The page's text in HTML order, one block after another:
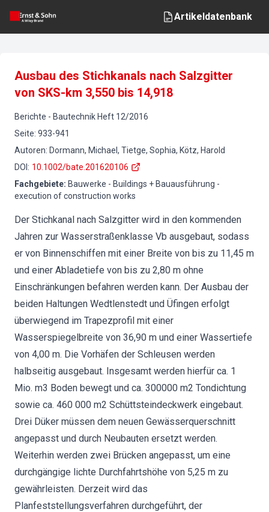
Artikeldatenbank
Ausbau des Stichkanals nach Salzgitter
von SKS-km 3,550 bis 14,918
Berichte - Bautechnik Heft 12/2016
Seite: 933-941
Autoren: Dormann, Michael, Tietge, Sophia, Kötz, Harold
DOI : 10.1002/bate.201620106
Fachgebiete: Bauwerke - Buildings + Bauausführung -
execution of construction works
Der Stichkanal nach Salzgitter wird in den kommenden
Jahren zur Wasserstraßenklasse Vb ausgebaut, sodass
er von Binnenschiffen mit einer Breite von bis zu 11,45 m
und einer Abladetiefe von bis zu 2,80 m ohne
Einschränkungen befahren werden kann. Der Ausbau der
beiden Haltungen Wedtlenstedt und Üfingen erfolgt
überwiegend im Trapezprofil mit einer
Wasserspiegelbreite von 36,90 m und einer Wassertiefe
von 4,00 m. Die Vorhäfen der Schleusen werden
halbseitig ausgebaut. Insgesamt werden hierfür ca. 1
Mio. m3 Boden bewegt und ca. 300000 m2 Tondichtung
sowie ca. 460 000 m2 Schüttsteindeckwerk eingebaut.
Drei Düker müssen dem neuen Gewässerquerschnitt
angepasst und durch Neubauten ersetzt werden.
Weiterhin werden zwei Brücken angepasst, um eine
durchgängige lichte Durchfahrtshöhe von 5,25 m zu
gewährleisten. Derzeit wird das
Planfeststellungsverfahren durchgeführt, der